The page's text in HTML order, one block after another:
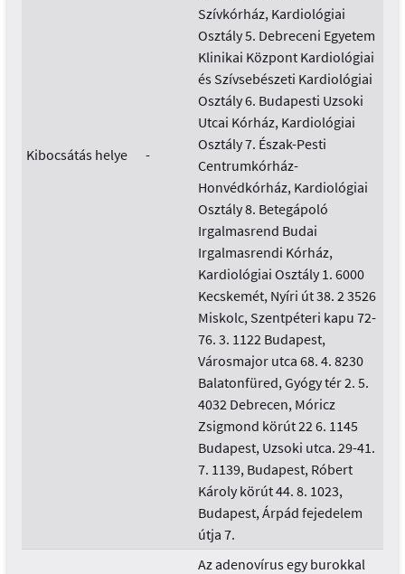
Kibocsátás helye -
Szívkórház, Kardiológiai
Osztály 5. Debreceni Egyetem
Klinikai Központ Kardiológiai
és Szívsebészeti Kardiológiai
Osztály 6. Budapesti Uzsoki
Utcai Kórház, Kardiológiai
Osztály 7. Észak-Pesti
Centrumkórház-
Honvédkórház, Kardiológiai
Osztály 8. Betegápoló
Irgalmasrend Budai
Irgalmasrendi Kórház,
Kardiológiai Osztály 1. 6000
Kecskemét, Nyíri út 38. 2 3526
Miskolc, Szentpéteri kapu 72-
76. 3. 1122 Budapest,
Városmajor utca 68. 4. 8230
Balatonfüred, Gyógy tér 2. 5.
4032 Debrecen, Móricz
Zsigmond körút 22 6. 1145
Budapest, Uzsoki utca. 29-41.
7. 1139, Budapest, Róbert
Károly körút 44. 8. 1023,
Budapest, Árpád fejedelem
útja 7.
Az adenovírus egy burokkal